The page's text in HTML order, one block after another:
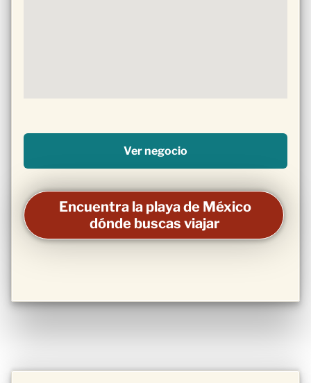
Ver negocio
Encuentra la playa de México
dónde buscas viajar